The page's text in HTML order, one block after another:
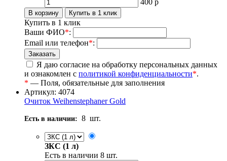
400 р
Купить в 1 клик
Ваши ФИО*:
Email или телефон*:
Я даю согласие на обработку персональных данных
и ознакомлен с политикой конфиденциальности*.
* — Поля, обязательные для заполнения
Артикул: 4074
Очиток Weihenstephaner Gold
Есть в наличии: 8 шт.
ЗКС (1 л)
Есть в наличии 8 шт.